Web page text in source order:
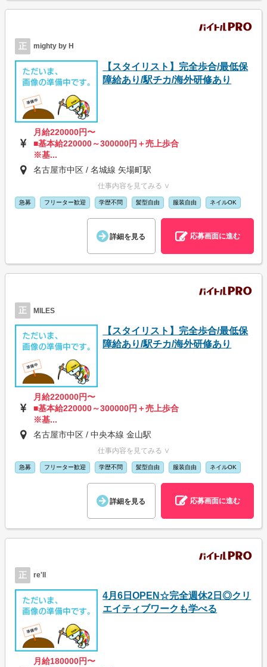
正 mighty by H
【スタイリスト】完全歩合/最低保
障給あり/駅チカ/海外研修あり
月給220000円〜
■基本給220000～300000円＋売上歩合
※基...
名古屋市中区 / 名城線 矢場町駅
仕事内容を見てみる ∨
急募 フリーター歓迎 学歴不問 髪型自由 服装自由 ネイルOK
詳細を見る 応募画面に進む
正 MILES
【スタイリスト】完全歩合/最低保
障給あり/駅チカ/海外研修あり
月給220000円〜
■基本給220000～300000円＋売上歩合
※基...
名古屋市中区 / 中央本線 金山駅
仕事内容を見てみる ∨
急募 フリーター歓迎 学歴不問 髪型自由 服装自由 ネイルOK
詳細を見る 応募画面に進む
正 re'll
4月6日OPEN☆完全週休2日◎クリ
エイティブワークも学べる
月給180000円〜